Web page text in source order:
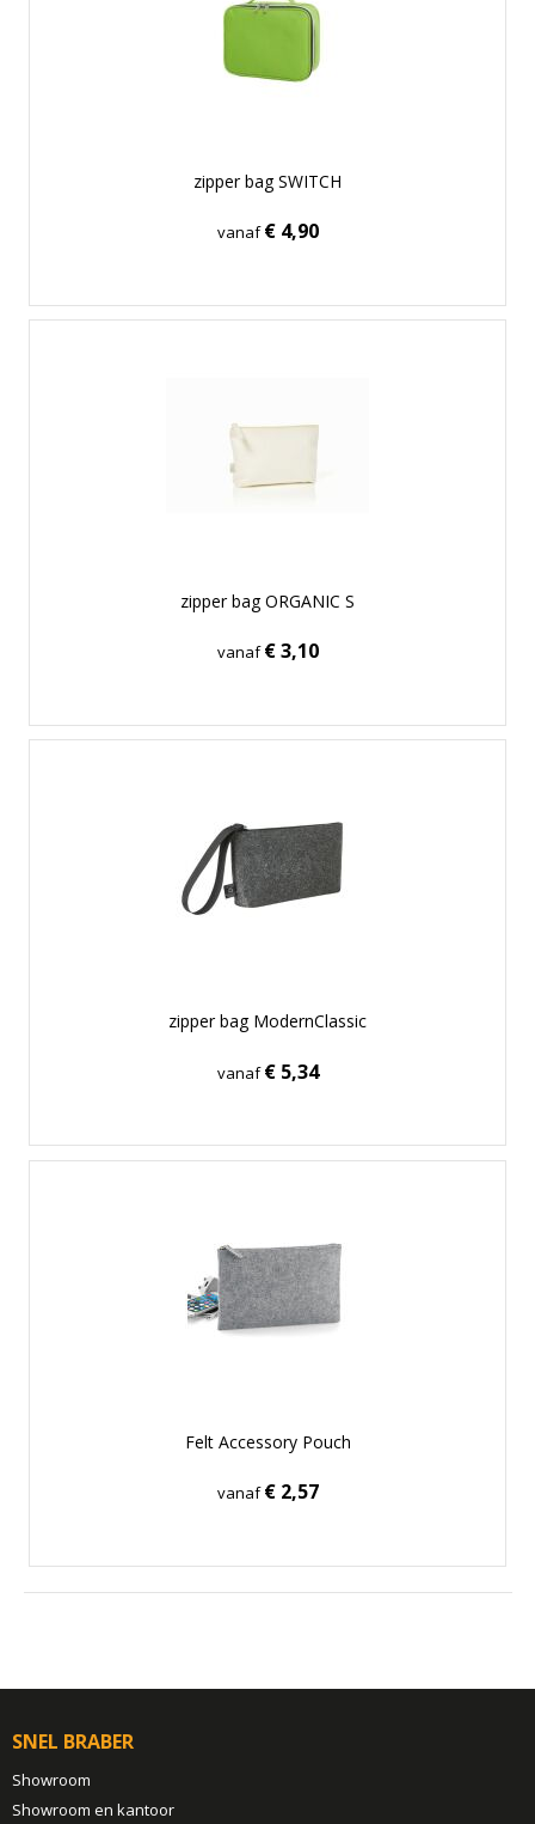
zipper bag SWITCH
vanaf€ 4,90
zipper bag ORGANIC S
vanaf€ 3,10
zipper bag ModernClassic
vanaf€ 5,34
Felt Accessory Pouch
vanaf€ 2,57
SNEL BRABER
Showroom
Showroom en kantoor